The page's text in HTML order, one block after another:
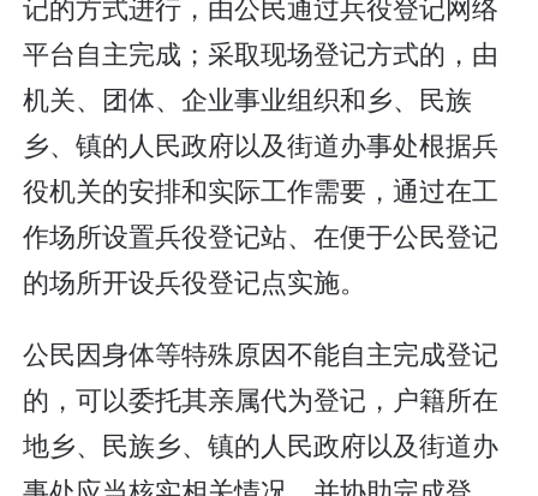
平台自主完成；采取现场登记方式的，由
机关、团体、企业事业组织和乡、民族
乡、镇的人民政府以及街道办事处根据兵
役机关的安排和实际工作需要，通过在工
作场所设置兵役登记站、在便于公民登记
的场所开设兵役登记点实施。
公民因身体等特殊原因不能自主完成登记
的，可以委托其亲属代为登记，户籍所在
地乡、民族乡、镇的人民政府以及街道办